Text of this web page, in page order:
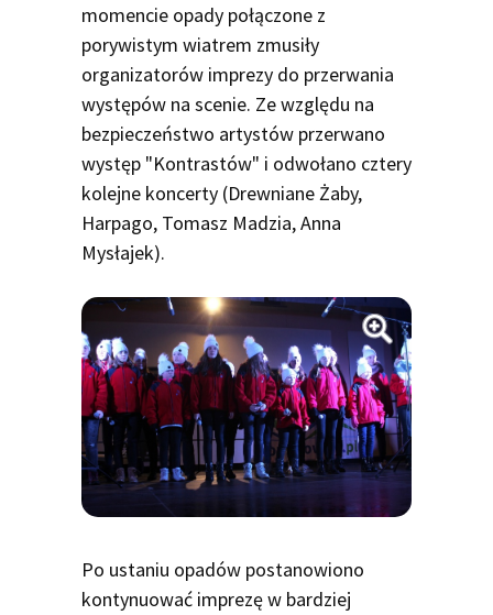
momencie opady połączone z
porywistym wiatrem zmusiły
organizatorów imprezy do przerwania
występów na scenie. Ze względu na
bezpieczeństwo artystów przerwano
występ "Kontrastów" i odwołano cztery
kolejne koncerty (Drewniane Żaby,
Harpago, Tomasz Madzia, Anna
Mysłajek).
Po ustaniu opadów postanowiono
kontynuować imprezę w bardziej